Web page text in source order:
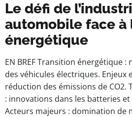
Le défi de
automobile face à
énergétique
EN BREF Transition énergétique :
des véhicules électriques. Enjeux
réduction des émissions de CO2.
: innovations dans les batteries et
Acteurs majeurs : domination de